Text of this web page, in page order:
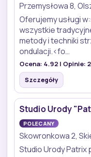
Przemysłowa 8,
Oferujemy usługi
wszystkie
metody i techniki
ondulacji.<fo…
Ocena: 4.92 | Opinie: 2
Szczegóły
Studio Urody
POLECANY
Skowronkowa 2,
Studio Urody Patrix